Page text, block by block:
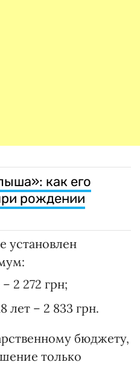
как его
рождении
установлен
2 272 грн;
лет – 2 833 грн.
бюджету,
только